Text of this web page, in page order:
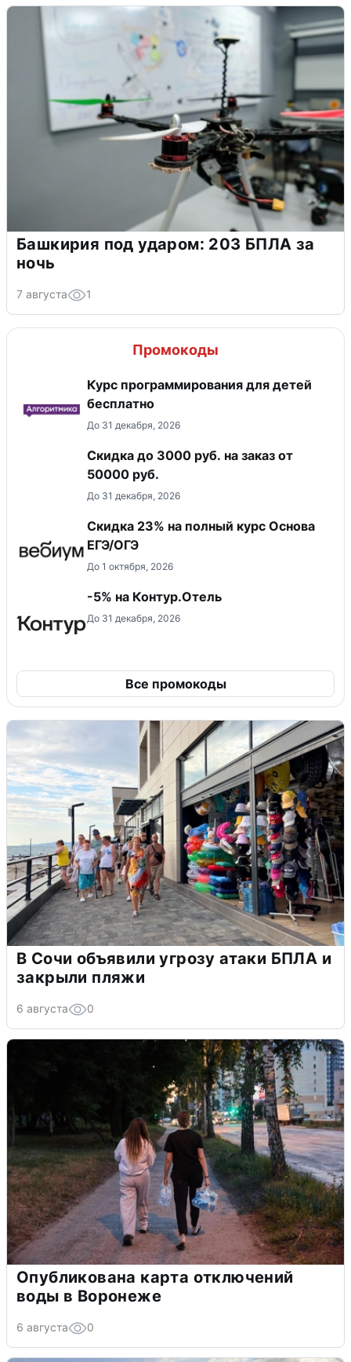
Башкирия под ударом: 203 БПЛА за
ночь
7 августа 1
Промокоды
Курс программирования для детей
бесплатно
До 31 декабря, 2026
Скидка до 3000 руб. на заказ от
50000 руб.
До 31 декабря, 2026
Скидка 23% на полный курс Основа
ЕГЭ/ОГЭ
До 1 октября, 2026
-5% на Контур.Отель
До 31 декабря, 2026
Все промокоды
В Сочи объявили угрозу атаки БПЛА и
закрыли пляжи
6 августа 0
Опубликована карта отключений
воды в Воронеже
6 августа 0